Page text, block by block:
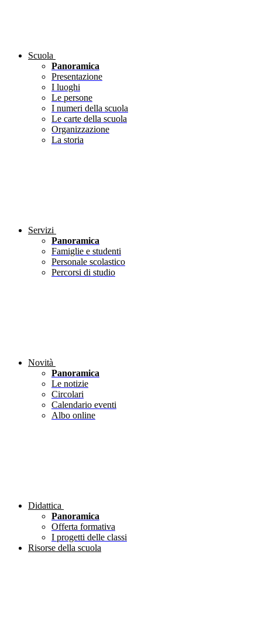
Scuola
Panoramica
Presentazione
I luoghi
Le persone
I numeri della scuola
Le carte della scuola
Organizzazione
La storia
Servizi
Panoramica
Famiglie e studenti
Personale scolastico
Percorsi di studio
Novità
Panoramica
Le notizie
Circolari
Calendario eventi
Albo online
Didattica
Panoramica
Offerta formativa
I progetti delle classi
Risorse della scuola